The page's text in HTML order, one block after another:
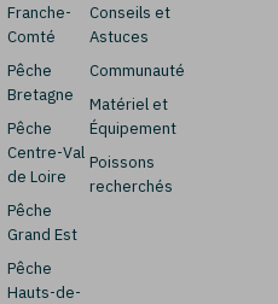
Franche-
Comté
Pêche
Bretagne
Pêche
Centre-Val
de Loire
Pêche
Grand Est
Pêche
Hauts-de-
Conseils et
Astuces
Communauté
Matériel et
Équipement
Poissons
recherchés